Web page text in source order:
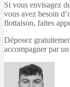
Si vous envisagez
vous avez besoin
flottaison, faites
Déposez
accompagner par un